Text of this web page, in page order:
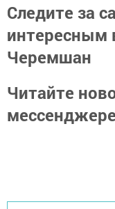
Следите за
интересным
Черемшан
Читайте
мессенджере